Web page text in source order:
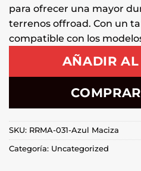
para ofrecer una mayor
terrenos offroad. Con un
compatible con los
AÑADIR AL
SKU: RRMA-031-Azul Maciza
Categoría: Uncategorized